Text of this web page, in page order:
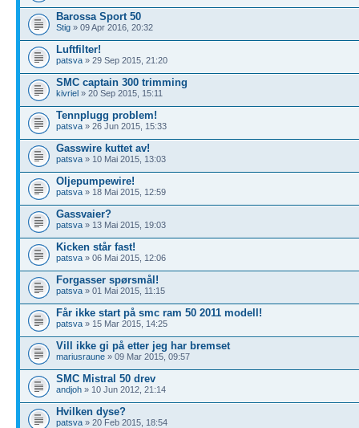
Barossa Sport 50
Stig » 09 Apr 2016, 20:32
Luftfilter!
patsva » 29 Sep 2015, 21:20
SMC captain 300 trimming
kivriel » 20 Sep 2015, 15:11
Tennplugg problem!
patsva » 26 Jun 2015, 15:33
Gasswire kuttet av!
patsva » 10 Mai 2015, 13:03
Oljepumpewire!
patsva » 18 Mai 2015, 12:59
Gassvaier?
patsva » 13 Mai 2015, 19:03
Kicken står fast!
patsva » 06 Mai 2015, 12:06
Forgasser spørsmål!
patsva » 01 Mai 2015, 11:15
Får ikke start på smc ram 50 2011 modell!
patsva » 15 Mar 2015, 14:25
Vill ikke gi på etter jeg har bremset
mariusraune » 09 Mar 2015, 09:57
SMC Mistral 50 drev
andjoh » 10 Jun 2012, 21:14
Hvilken dyse?
patsva » 20 Feb 2015, 18:54